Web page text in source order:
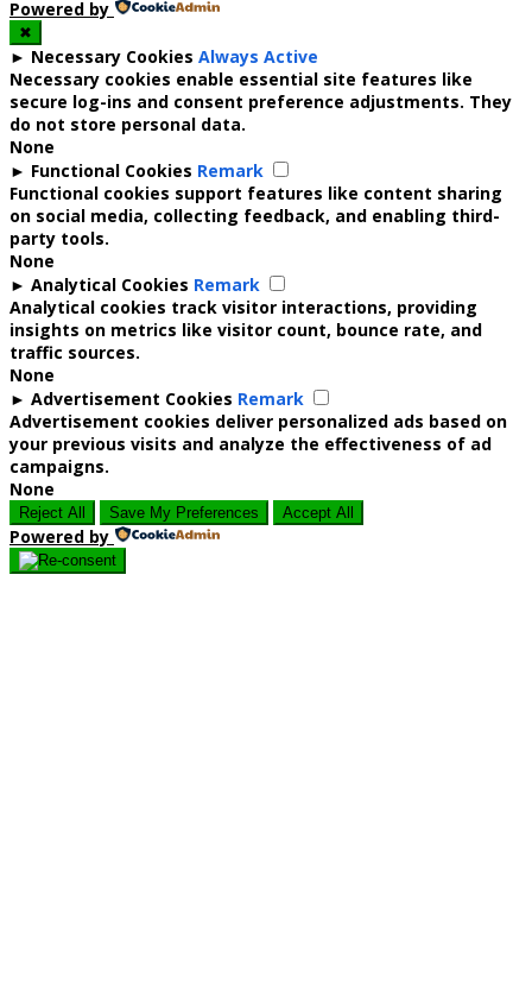
Powered by
✖
► Necessary Cookies Always Active
Necessary cookies enable essential site features like
secure log-ins and consent preference adjustments. They
do not store personal data.
None
► Functional Cookies Remark
Functional cookies support features like content sharing
on social media, collecting feedback, and enabling third-
party tools.
None
► Analytical Cookies Remark
Analytical cookies track visitor interactions, providing
insights on metrics like visitor count, bounce rate, and
traffic sources.
None
► Advertisement Cookies Remark
Advertisement cookies deliver personalized ads based on
your previous visits and analyze the effectiveness of ad
campaigns.
None
Reject All Save My Preferences Accept All
Powered by